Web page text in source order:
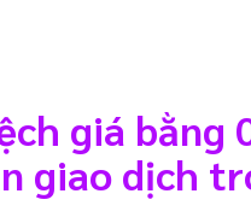
giá bằng
giao dịch